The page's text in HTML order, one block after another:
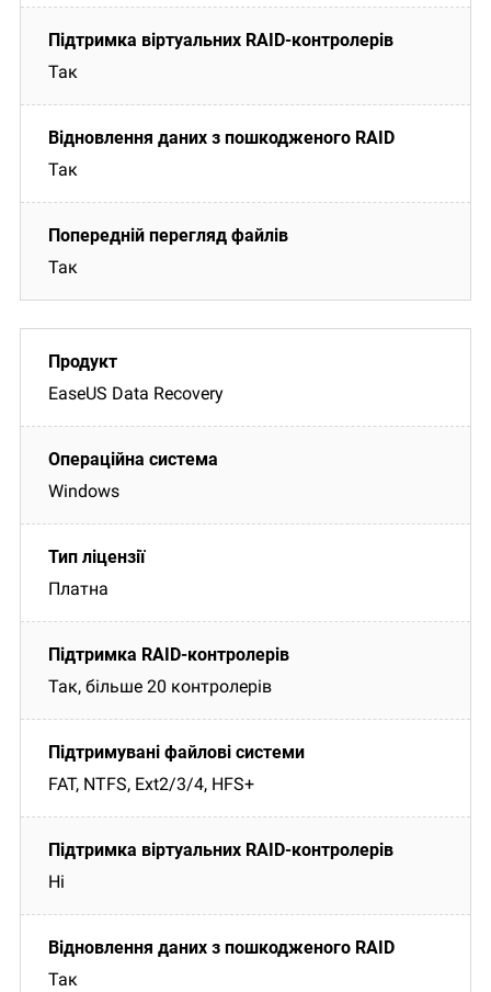
Так
Так
Так
EaseUS Data Recovery
Windows
Платна
Так, більше 20 контролерів
FAT, NTFS, Ext2/3/4, HFS+
Ні
Так